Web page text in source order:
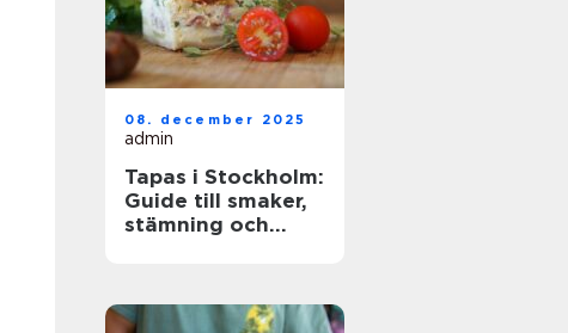
08. december 2025
admin
Tapas i Stockholm:
Guide till smaker,
stämning och